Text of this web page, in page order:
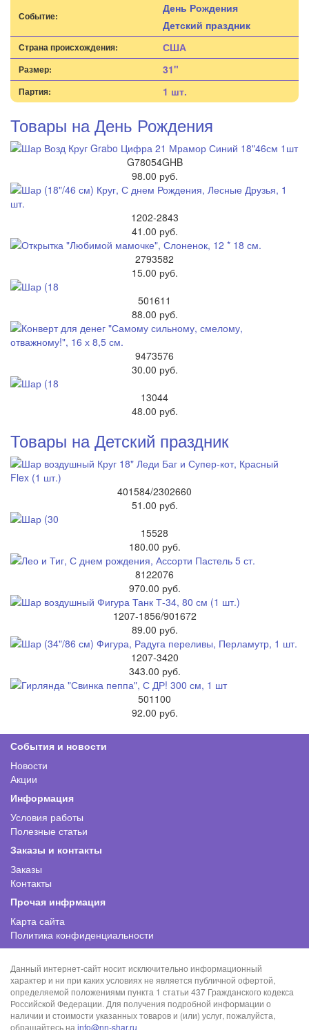
Событие:
День Рождения
Детский праздник
Страна происхождения: США
Размер: 31"
Партия: 1 шт.
Товары на День Рождения
G78054GHB
98.00 руб.
1202-2843
41.00 руб.
2793582
15.00 руб.
501611
88.00 руб.
9473576
30.00 руб.
13044
48.00 руб.
Товары на Детский праздник
401584/2302660
51.00 руб.
15528
180.00 руб.
8122076
970.00 руб.
1207-1856/901672
89.00 руб.
1207-3420
343.00 руб.
501100
92.00 руб.
События и новости
Новости
Акции
Информация
Условия работы
Полезные статьи
Заказы и контакты
Заказы
Контакты
Прочая инфрмация
Карта сайта
Политика конфиденциальности
Данный интернет-сайт носит исключительно информационный
характер и ни при каких условиях не является публичной офертой,
определяемой положениями пункта 1 статьи 437 Гражданского кодекса
Российской Федерации. Для получения подробной информации о
наличии и стоимости указанных товаров и (или) услуг, пожалуйста,
обращайтесь на info@nn-shar.ru